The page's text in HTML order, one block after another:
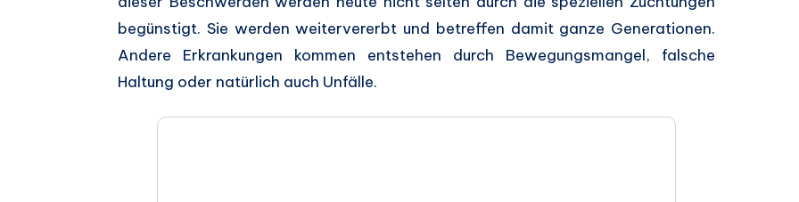
teilen.
Twitter
teilen.
Pinterest
begünstigt. Sie werden weitervererbt und betreffen damit ganze Generationen.
Andere Erkrankungen kommen entstehen durch Bewegungsmangel, falsche
Haltung oder natürlich auch Unfälle.